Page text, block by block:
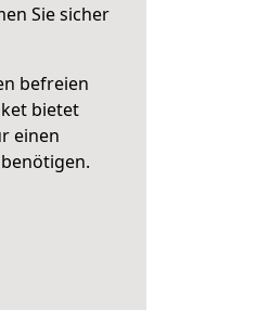
Sie sicher
befreien
bietet
einen